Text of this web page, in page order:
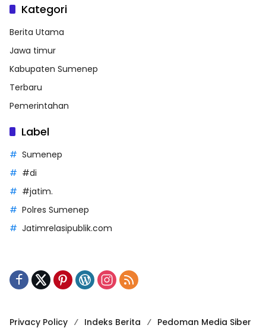
Kategori
Berita Utama
Jawa timur
Kabupaten Sumenep
Terbaru
Pemerintahan
Label
Sumenep
#di
#jatim.
Polres Sumenep
Jatimrelasipublik.com
Privacy Policy Indeks Berita Pedoman Media Siber